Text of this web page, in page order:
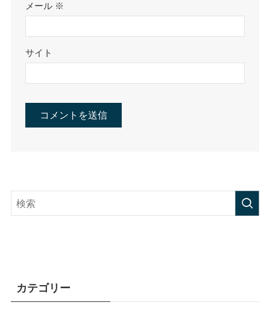
メール ※
サイト
カテゴリー